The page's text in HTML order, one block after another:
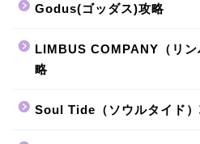
Godus(ゴッダス)攻略
LIMBUS COMPANY（リン
略
Soul Tide（ソウルタイド